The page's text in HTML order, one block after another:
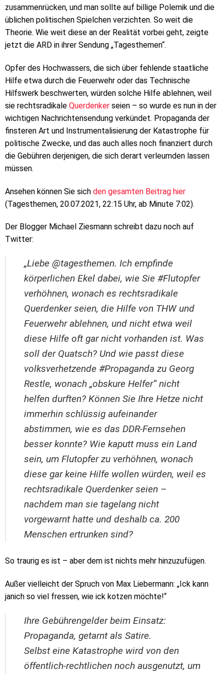
zusammenrücken, und man sollte auf billige Polemik und die
üblichen politischen Spielchen verzichten. So weit die
Theorie. Wie weit diese an der Realität vorbei geht, zeigte
jetzt die ARD in ihrer Sendung „Tagesthemen“.
Opfer des Hochwassers, die sich über fehlende staatliche
Hilfe etwa durch die Feuerwehr oder das Technische
Hilfswerk beschwerten, würden solche Hilfe ablehnen, weil
sie rechtsradikale Querdenker seien – so wurde es nun in der
wichtigen Nachrichtensendung verkündet. Propaganda der
finsteren Art und Instrumentalisierung der Katastrophe für
politische Zwecke, und das auch alles noch finanziert durch
die Gebühren derjenigen, die sich derart verleumden lassen
müssen.
Ansehen können Sie sich den gesamten Beitrag hier
(Tagesthemen, 20.07.2021, 22:15 Uhr, ab Minute 7:02).
Der Blogger Michael Ziesmann schreibt dazu noch auf
Twitter:
„Liebe @tagesthemen. Ich empfinde
körperlichen Ekel dabei, wie Sie #Flutopfer
verhöhnen, wonach es rechtsradikale
Querdenker seien, die Hilfe von THW und
Feuerwehr ablehnen, und nicht etwa weil
diese Hilfe oft gar nicht vorhanden ist. Was
soll der Quatsch? Und wie passt diese
volksverhetzende #Propaganda zu Georg
Restle, wonach „obskure Helfer“ nicht
helfen durften? Können Sie Ihre Hetze nicht
immerhin schlüssig aufeinander
abstimmen, wie es das DDR-Fernsehen
besser konnte? Wie kaputt muss ein Land
sein, um Flutopfer zu verhöhnen, wonach
diese gar keine Hilfe wollen würden, weil es
rechtsradikale Querdenker seien –
nachdem man sie tagelang nicht
vorgewarnt hatte und deshalb ca. 200
Menschen ertrunken sind?
So traurig es ist – aber dem ist nichts mehr hinzuzufügen.
Außer vielleicht der Spruch von Max Liebermann: „Ick kann
janich so viel fressen, wie ick kotzen möchte!“
Ihre Gebührengelder beim Einsatz:
Propaganda, getarnt als Satire.
Selbst eine Katastrophe wird von den
öffentlich-rechtlichen noch ausgenutzt, um